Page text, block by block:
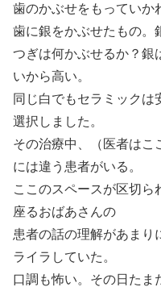
歯のかぶせをもっていか
歯に銀をかぶせたもの。
つぎは何かぶせるか？銀
いから高い。
同じ白でもセラミック
選択しました。
その治療中、（医者はこ
には違う患者がいる。
ここのスペースが区切
座るおばあさんの
患者の話の理解があま
ライラしていた。
口調も怖い。その日たま